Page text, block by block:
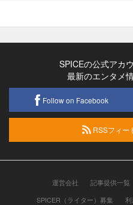
SPICEの公式アカ
最新のエンタメ
Follow on Facebook
RSSフィー
運営会社 記事提供一覧
SPICER（ライター）募集